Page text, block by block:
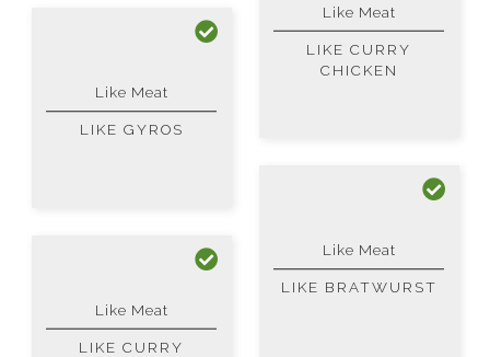
Like Meat
LIKE CURRY
CHICKEN
Like Meat
LIKE GYROS
Like Meat
LIKE BRATWURST
Like Meat
LIKE CURRY